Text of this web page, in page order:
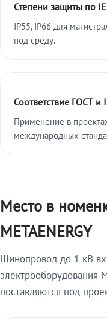
Степени защиты по
IP55, IP66 для
под среду.
Соответствие ГОСТ и
Применение в
международных
Место в
METAENERGY
Шинопровод до 1 кВ
электрооборудования
поставляются под